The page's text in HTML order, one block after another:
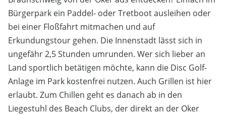
Bürgerpark ein Paddel- oder Tretboot ausleihen oder
bei einer Floßfahrt mitmachen und auf
Erkundungstour gehen. Die Innenstadt lässt sich in
ungefähr 2,5 Stunden umrunden. Wer sich lieber an
Land sportlich betätigen möchte, kann die Disc Golf-
Anlage im Park kostenfrei nutzen. Auch Grillen ist hier
erlaubt. Zum Chillen geht es danach ab in den
Liegestuhl des Beach Clubs, der direkt an der Oker